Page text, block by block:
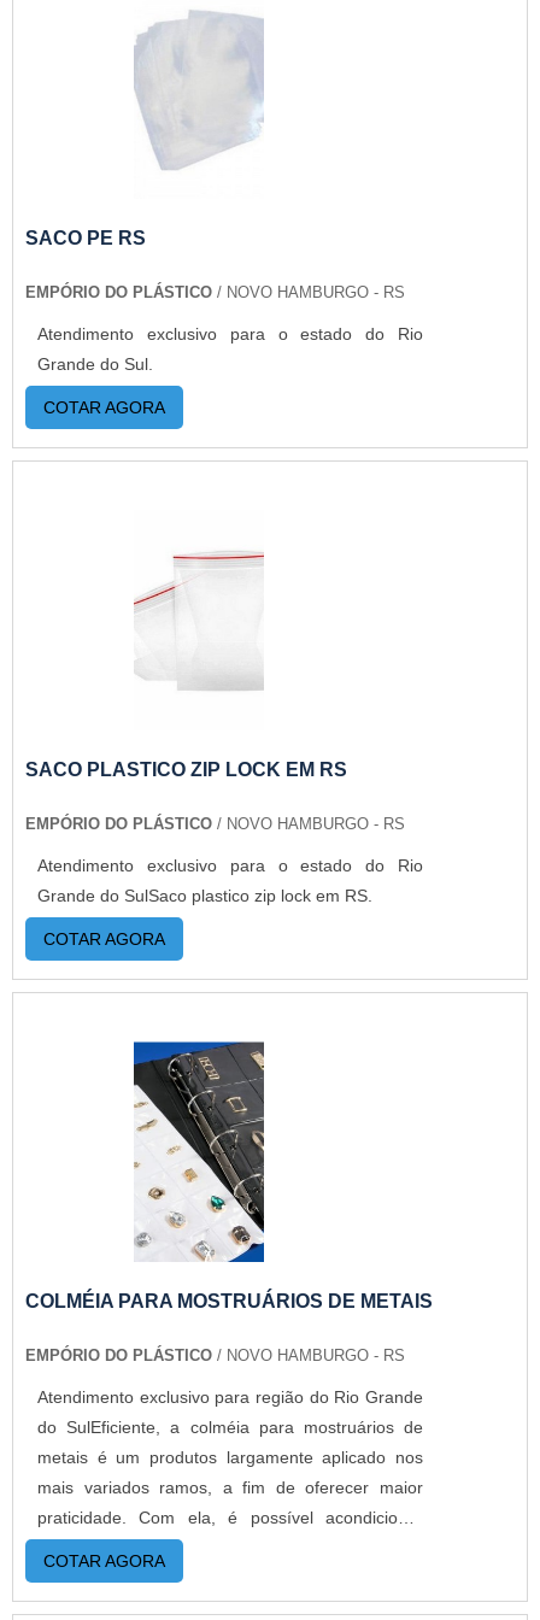
SACO PE RS
EMPÓRIO DO PLÁSTICO / NOVO HAMBURGO - RS
Atendimento exclusivo para o estado do Rio
Grande do Sul.
COTAR AGORA
SACO PLASTICO ZIP LOCK EM RS
EMPÓRIO DO PLÁSTICO / NOVO HAMBURGO - RS
Atendimento exclusivo para o estado do Rio
Grande do SulSaco plastico zip lock em RS.
COTAR AGORA
COLMÉIA PARA MOSTRUÁRIOS DE METAIS
EMPÓRIO DO PLÁSTICO / NOVO HAMBURGO - RS
Atendimento exclusivo para região do Rio Grande
do SulEficiente, a colméia para mostruários de
metais é um produtos largamente aplicado nos
mais variados ramos, a fim de oferecer maior
praticidade. Com ela, é possível acondicionar
peças, garantindo um melhor aproveitamento do
espaço e maior segurança. Por isso, é importante
garantir um bom distribuidor do
COTAR AGORA